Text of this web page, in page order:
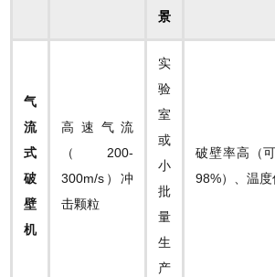
景​
​气
流
式
破
壁
机​
高速气流
（200-
300m/s）冲
击颗粒
实
验
室
或
小
批
量
生
产
破壁率高（
98%）、温度